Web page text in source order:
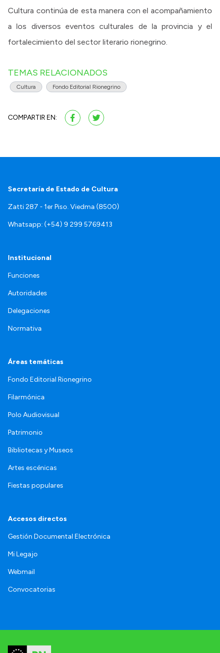
Cultura continúa de esta manera con el acompañamiento
a los diversos eventos culturales de la provincia y el
fortalecimiento del sector literario rionegrino.
TEMAS RELACIONADOS
Cultura Fondo Editorial Rionegrino
COMPARTIR EN:
Secretaría de Estado de Cultura
Zatti 287 - 1er Piso. Viedma (8500)
Whatsapp: (+54) 9 299 5769413
Institucional
Funciones
Autoridades
Delegaciones
Normativa
Áreas temáticas
Fondo Editorial Rionegrino
Filarmónica
Polo Audiovisual
Patrimonio
Bibliotecas y Museos
Artes escénicas
Fiestas populares
Accesos directos
Gestión Documental Electrónica
Mi Legajo
Webmail
Convocatorias